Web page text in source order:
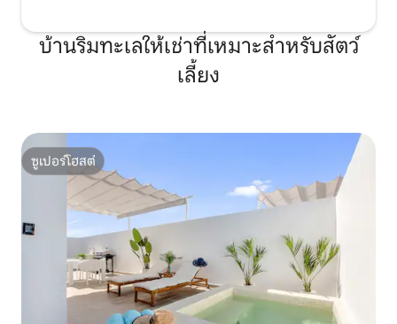
บ้านริมทะเลให้เช่าที่เหมาะสำหรับสัตว์
เลี้ยง
ซูเปอร์โฮสต์
ซูเปอร์โฮสต์